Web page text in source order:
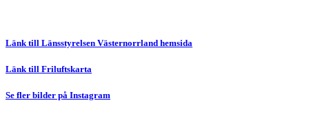
Länk till Länsstyrelsen Västernorrland hemsida
Länk till Friluftskarta
Se fler bilder på Instagram